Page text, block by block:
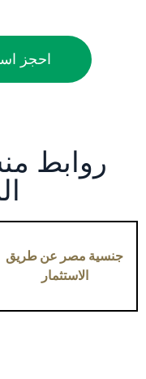
احجز
روابط
جنسية مصر عن طريق
الاستثمار